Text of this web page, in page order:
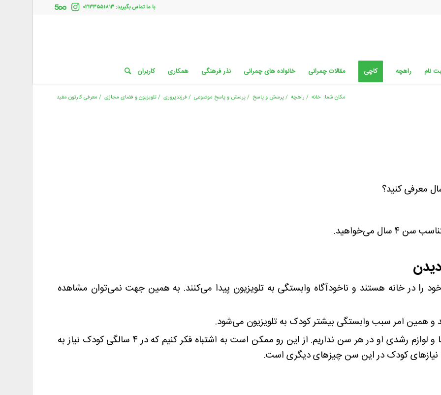
با ما تماس بگیرید: ۰۲۱۳۳۵۵۱۸۱۳
نام راهچه کاچی مقالات چمرانی خانواده های چمرانی نذر فرهنگی همکاری کاربران
مکان شما: خانه / راهچه /پرسش و پاسخ /پرسش و پاسخ موضوعی / فرزندپروری /تلویزیون و فضای مجازی / معرفی کارتون مفید
معرفی کنید؟
می‌خواهید.
را در خانه هستند و ناخودآگاه وابستگی به تلویزیون پیدا می‌کنند. به همین جهت نمی‌توان مشاهده
و همین امر سبب وابستگی بیشتر کودک به تلویزیون می‌شود.
گاهی ما اطلاعات کافی از روند رشدی بچه‌ها و لوازم رشدی او در هر سن نداریم. از این رو ممکن است به اشتباه فکر کنیم که در ۴ سالگی کودک نیاز به
نیازهای کودک در این سن چیزهای دیگری است.